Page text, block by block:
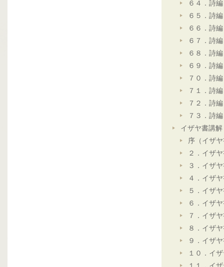
６４．詩
６５．詩
６６．詩
６７．詩
６８．詩
６９．詩
７０．詩
７１．詩
７２．詩
７３．詩
イザヤ書講解
序（イザ
２．イザ
３．イザ
４．イザ
５．イザ
６．イザ
７．イザ
８．イザ
９．イザ
１０．イ